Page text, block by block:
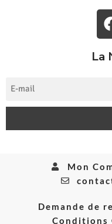
La
Mon
Demande de
Conditions